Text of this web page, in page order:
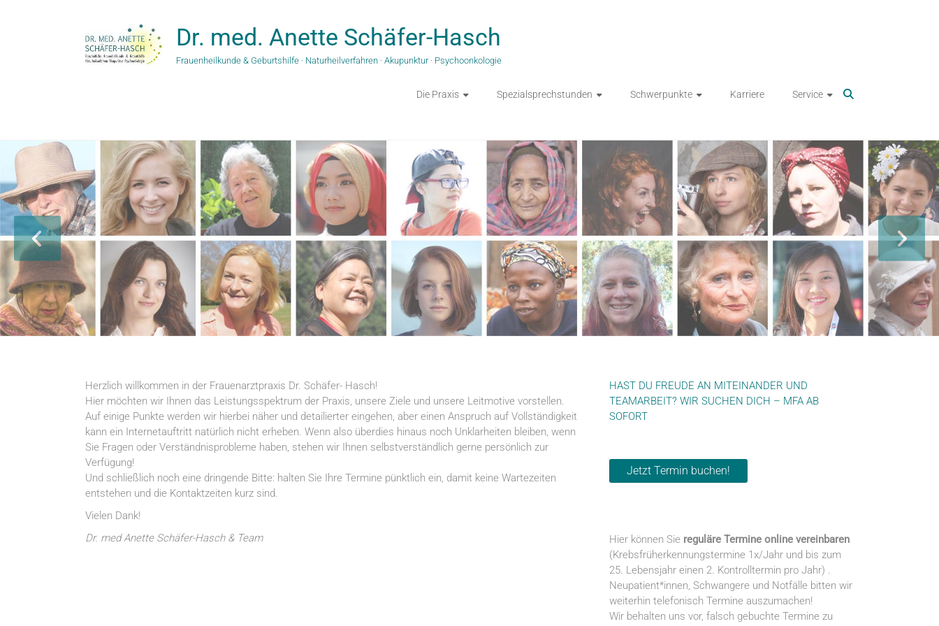
Dr. med. Anette Schäfer-Hasch
Frauenheilkunde & Geburtshilfe · Naturheilverfahren · Akupunktur · Psychoonkologie
Die Praxis Spezialsprechstunden Schwerpunkte Karriere Service
Herzlich willkommen in der Frauenarztpraxis Dr. Schäfer- Hasch!
Hier möchten wir Ihnen das Leistungsspektrum der Praxis, unsere Ziele und unsere Leitmotive vorstellen.
Auf einige Punkte werden wir hierbei näher und detailierter eingehen, aber einen Anspruch auf Vollständigkeit
kann ein Internetauftritt natürlich nicht erheben. Wenn also überdies hinaus noch Unklarheiten bleiben, wenn
Sie Fragen oder Verständnisprobleme haben, stehen wir Ihnen selbstverständlich gerne persönlich zur
Verfügung!
Und schließlich noch eine dringende Bitte: halten Sie Ihre Termine pünktlich ein, damit keine Wartezeiten
entstehen und die Kontaktzeiten kurz sind.
Vielen Dank!
Dr. med Anette Schäfer-Hasch & Team
HAST DU FREUDE AN MITEINANDER UND
TEAMARBEIT? WIR SUCHEN DICH – MFA AB
SOFORT
Jetzt Termin buchen!
Hier können Sie reguläre Termine online vereinbaren
(Krebsfrüherkennungstermine 1x/Jahr und bis zum
25. Lebensjahr einen 2. Kontrolltermin pro Jahr) .
Neupatient*innen, Schwangere und Notfälle bitten wir
weiterhin telefonisch Termine auszumachen!
Wir behalten uns vor, falsch gebuchte Termine zu